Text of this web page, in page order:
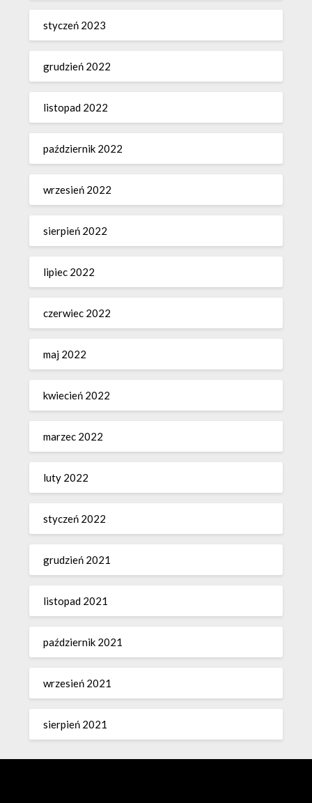
styczeń 2023
grudzień 2022
listopad 2022
październik 2022
wrzesień 2022
sierpień 2022
lipiec 2022
czerwiec 2022
maj 2022
kwiecień 2022
marzec 2022
luty 2022
styczeń 2022
grudzień 2021
listopad 2021
październik 2021
wrzesień 2021
sierpień 2021